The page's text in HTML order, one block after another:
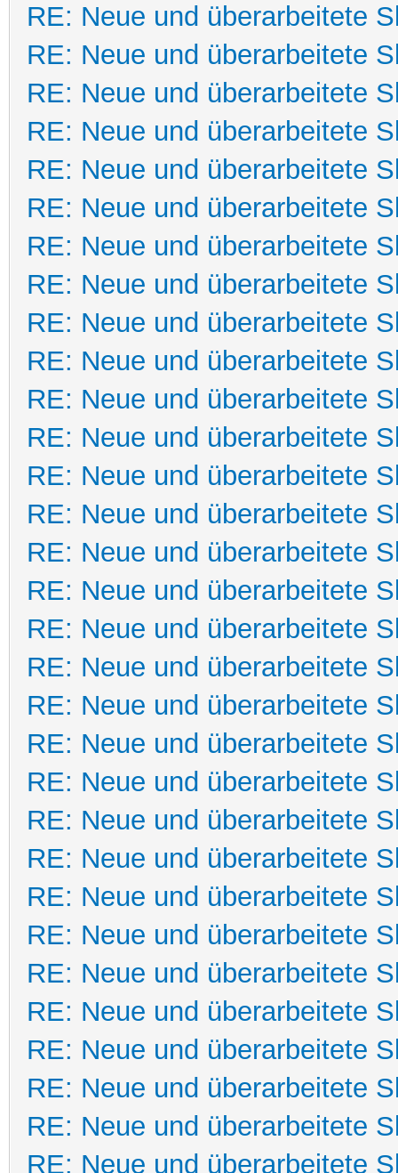
RE: Neue und überarbeitete
RE: Neue und überarbeitete
RE: Neue und überarbeitete
RE: Neue und überarbeitete
RE: Neue und überarbeitete
RE: Neue und überarbeitete
RE: Neue und überarbeitete
RE: Neue und überarbeitete
RE: Neue und überarbeitete
RE: Neue und überarbeitete
RE: Neue und überarbeitete
RE: Neue und überarbeitete
RE: Neue und überarbeitete
RE: Neue und überarbeitete
RE: Neue und überarbeitete
RE: Neue und überarbeitete
RE: Neue und überarbeitete
RE: Neue und überarbeitete
RE: Neue und überarbeitete
RE: Neue und überarbeitete
RE: Neue und überarbeitete
RE: Neue und überarbeitete
RE: Neue und überarbeitete
RE: Neue und überarbeitete
RE: Neue und überarbeitete
RE: Neue und überarbeitete
RE: Neue und überarbeitete
RE: Neue und überarbeitete
RE: Neue und überarbeitete
RE: Neue und überarbeitete
RE: Neue und überarbeitete